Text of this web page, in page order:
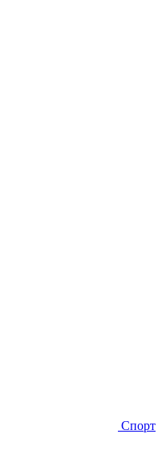
Спорт